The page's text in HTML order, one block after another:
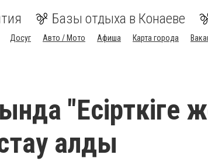
Базы отдыха в Конаеве
Досуг Авто / Мото Афиша Карта города
"Есірткіге
алды